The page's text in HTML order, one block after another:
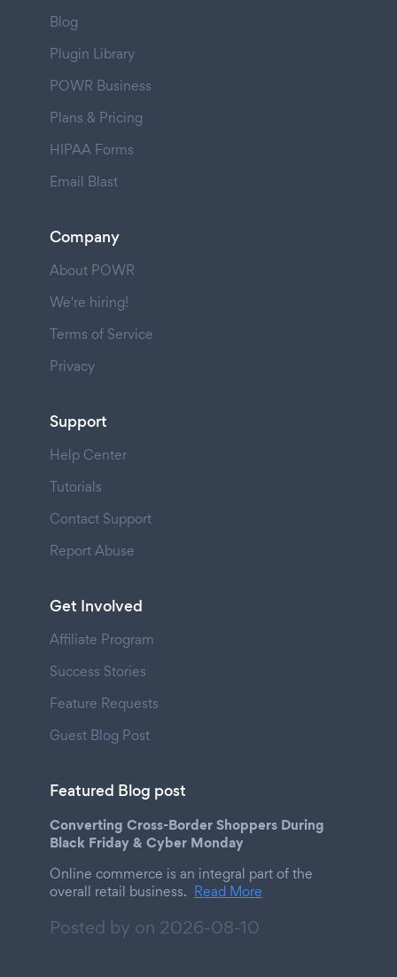
Blog
Plugin Library
POWR Business
Plans & Pricing
HIPAA Forms
Email Blast
Company
About POWR
We're hiring!
Terms of Service
Privacy
Support
Help Center
Tutorials
Contact Support
Report Abuse
Get Involved
Affiliate Program
Success Stories
Feature Requests
Guest Blog Post
Featured Blog post
Converting Cross-Border Shoppers During
Black Friday & Cyber Monday
Online commerce is an integral part of the
overall retail business. Read More
Posted by on 2026-08-10